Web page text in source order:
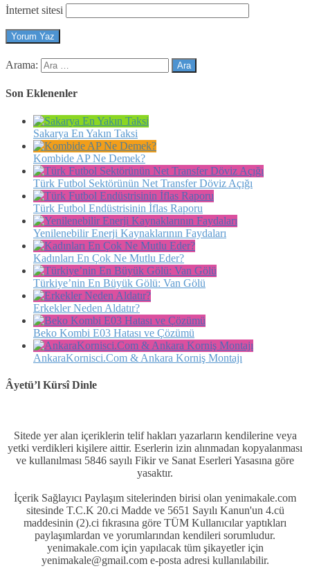
İnternet sitesi
Arama:
Son Eklenenler
Sakarya En Yakın Taksi
Kombide AP Ne Demek?
Türk Futbol Sektörünün Net Transfer Döviz Açığı
Türk Futbol Endüstrisinin İflas Raporu
Yenilenebilir Enerji Kaynaklarının Faydaları
Kadınları En Çok Ne Mutlu Eder?
Türkiye’nin En Büyük Gölü: Van Gölü
Erkekler Neden Aldatır?
Beko Kombi E03 Hatası ve Çözümü
AnkaraKornisci.Com & Ankara Korniş Montajı
Âyetü’l Kürsî Dinle
Sitede yer alan içeriklerin telif hakları yazarların kendilerine veya
yetki verdikleri kişilere aittir. Eserlerin izin alınmadan kopyalanması
ve kullanılması 5846 sayılı Fikir ve Sanat Eserleri Yasasına göre
yasaktır.
İçerik Sağlayıcı Paylaşım sitelerinden birisi olan yenimakale.com
sitesinde T.C.K 20.ci Madde ve 5651 Sayılı Kanun'un 4.cü
maddesinin (2).ci fıkrasına göre TÜM Kullanıcılar yaptıkları
paylaşımlardan ve yorumlarından kendileri sorumludur.
yenimakale.com için yapılacak tüm şikayetler için
yenimakale@gmail.com e-posta adresi kullanılabilir.